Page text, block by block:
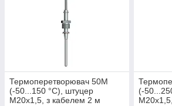
Термоперетворювач 50М
(-50...150 °C), штуцер
М20х1,5, з кабелем 2 м
(-